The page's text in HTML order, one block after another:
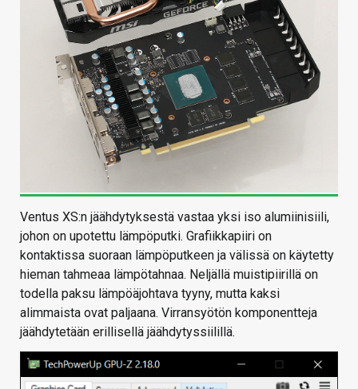
Ventus XS:n jäähdytyksestä vastaa yksi iso alumiinisiili,
johon on upotettu lämpöputki. Grafiikkapiiri on
kontaktissa suoraan lämpöputkeen ja välissä on käytetty
hieman tahmeaa lämpötahnaa. Neljällä muistipiirillä on
todella paksu lämpöäjohtava tyyny, mutta kaksi
alimmaista ovat paljaana. Virransyötön komponentteja
jäähdytetään erillisellä jäähdytyssiilillä.